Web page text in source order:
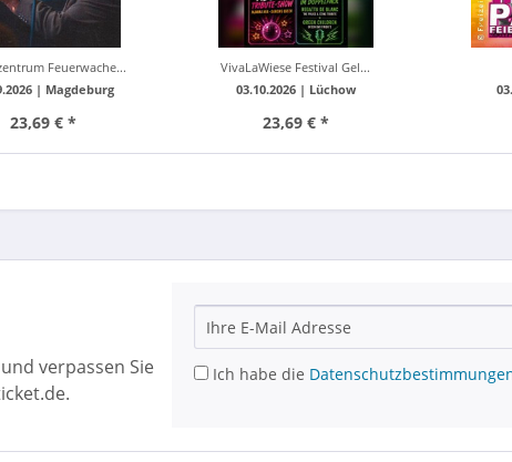
Feuerwache...
| Magdeburg
23,69 € *
VivaLaWiese Festival Gel...
03.10.2026 | Lüchow
23,69 € *
verpassen Sie
Ich habe die